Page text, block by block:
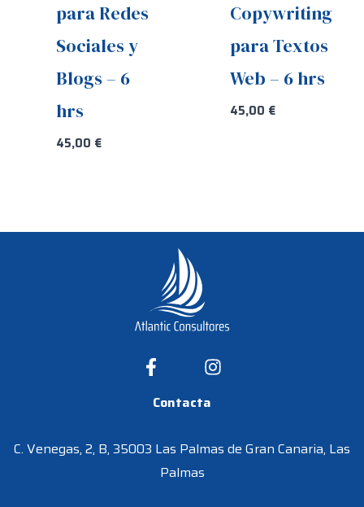
para Redes
Sociales y
Blogs – 6
hrs
45,00 €
Copywriting
para Textos
Web – 6 hrs
45,00 €
Contacta
C. Venegas, 2, B, 35003 Las Palmas de Gran Canaria, Las
Palmas